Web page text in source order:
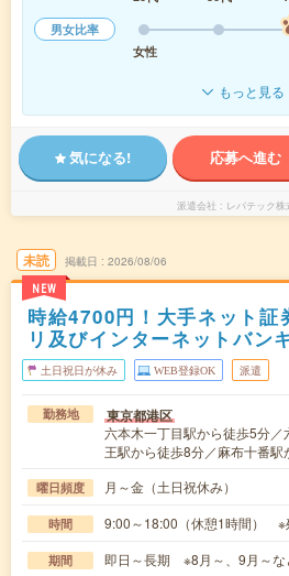
男女比率
女性
もっと見る
気になる! 応募へ進む
派遣会社 レバテック株
未読
NEW
掲載日 2026/08/06
時給4700円！大手ネット証
リ及びインターネットバン
土日祝日が休み WEB登録OK 派遣
勤務地 東京都港区
六本木一丁目駅から徒歩5分
王駅から徒歩8分／麻布十番駅
曜日頻度 月～金（土日祝休み）
時間 9:00～18:00（休憩1時間） ※
期間 即日～長期 ※8月～、9月～な